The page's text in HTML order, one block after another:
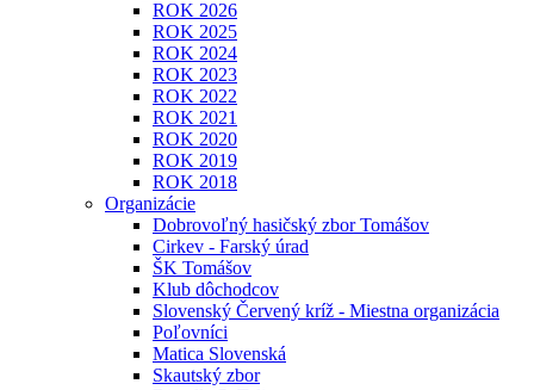
ROK 2026
ROK 2025
ROK 2024
ROK 2023
ROK 2022
ROK 2021
ROK 2020
ROK 2019
ROK 2018
Organizácie
Dobrovoľný hasičský zbor Tomášov
Cirkev - Farský úrad
ŠK Tomášov
Klub dôchodcov
Slovenský Červený kríž - Miestna organizácia
Poľovníci
Matica Slovenská
Skautský zbor